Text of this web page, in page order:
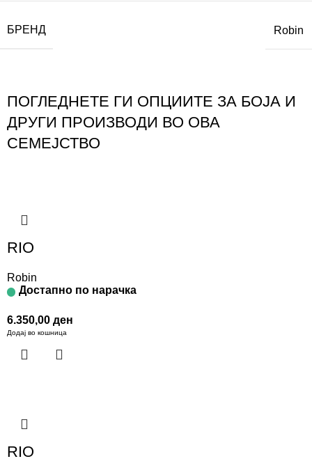
БРЕНД Robin
ПОГЛЕДНЕТЕ ГИ ОПЦИИТЕ ЗА БОЈА И
ДРУГИ ПРОИЗВОДИ ВО ОВА
СЕМЕЈСТВО
RIO
Robin
Достапно по нарачка
6.350,00 ден
Додај во кошница
RIO